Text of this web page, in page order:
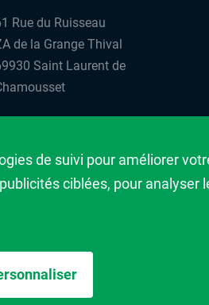
Rue du Ruisseau
de la Grange Thival
Saint Laurent de
stlaurent@bmlmateriaux.fr
de suivi pour améliorer
ciblées, pour analyser